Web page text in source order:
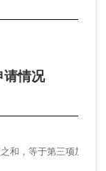
请情况
和，等于第三项加第